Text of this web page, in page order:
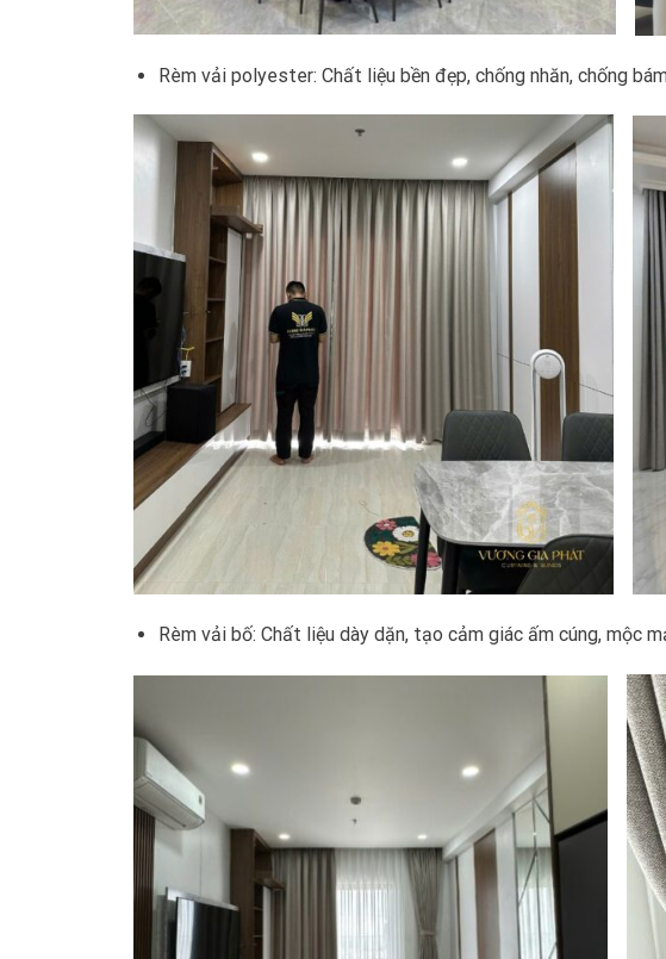
Rèm vải polyester: Chất liệu bền đẹp, chống nhăn, chống
Rèm vải bố: Chất liệu dày dặn, tạo cảm giác ấm cúng, mộc